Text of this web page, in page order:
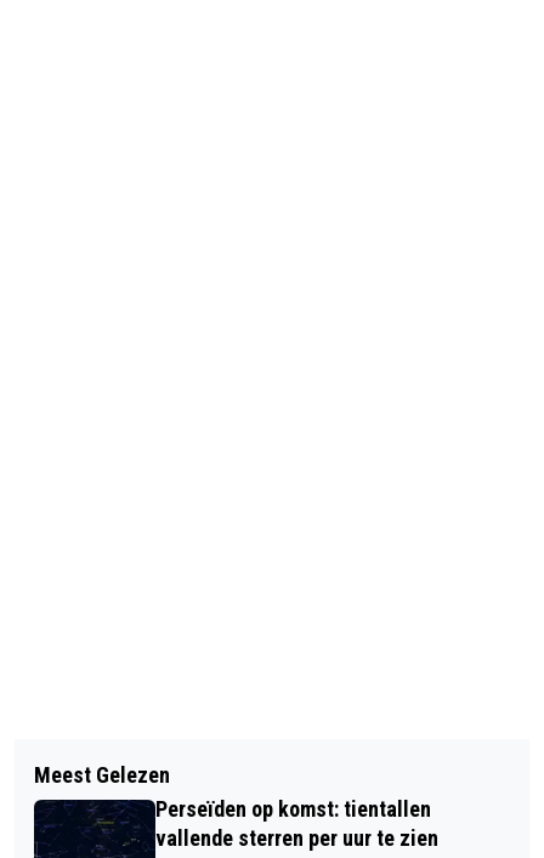
BEWONER ADEMT ROOK IN BIJ BRAND
OP TURNHOUTPLANTSOEN
SINTERKLAAS SJEEST OVER
AMSTERDAMSE GRACHTEN
Meest Gelezen
Perseïden op komst: tientallen
vallende sterren per uur te zien